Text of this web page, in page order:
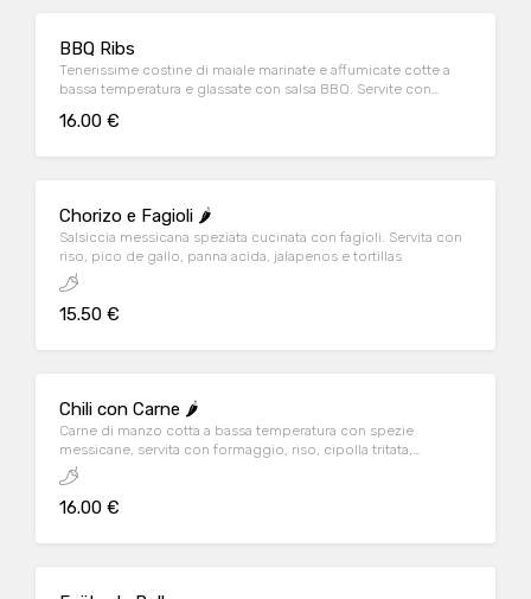
BBQ Ribs
Tenerissime costine di maiale marinate e affumicate cotte a
bassa temperatura e glassate con salsa BBQ. Servite con
16.00 €
Chorizo e Fagioli 🌶️
Salsiccia messicana speziata cucinata con fagioli. Servita con
riso, pico de gallo, panna acida, jalapenos e tortillas
15.50 €
Chili con Carne 🌶️
Carne di manzo cotta a bassa temperatura con spezie
messicane, servita con formaggio, riso, cipolla tritata,
jalapenos, mais e tortillas
16.00 €